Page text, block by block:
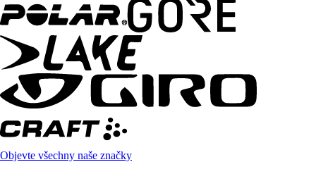
Objevte všechny naše značky